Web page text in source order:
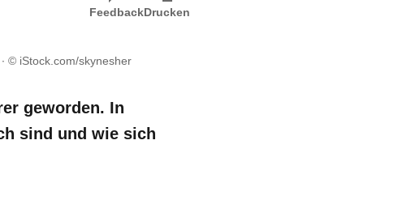
FeedbackDrucken
© iStock.com/skynesher
geworden. In
sind und wie sich